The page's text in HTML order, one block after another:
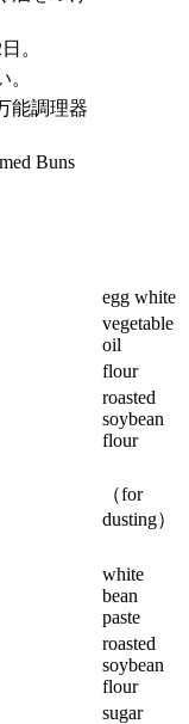
。
能調理器
Buns
egg white
vegetable
oil
flour
roasted
soybean
flour
（for
dusting）
white
bean
paste
roasted
soybean
flour
sugar